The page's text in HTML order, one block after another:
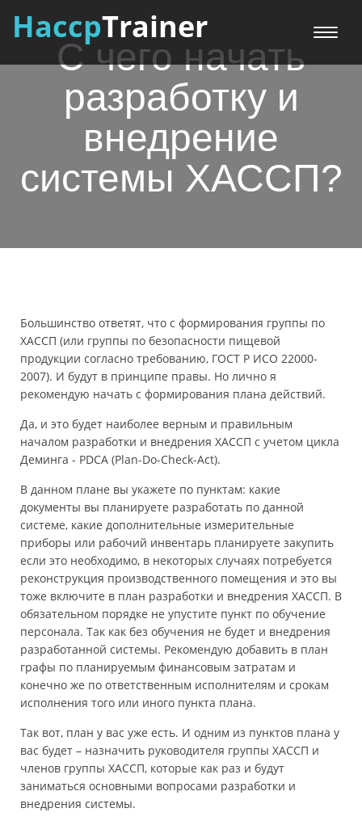
Меню
HaccpTrainer
С чего начать
разработку и
внедрение
системы ХАССП?
Большинство ответят, что с формирования группы по
ХАССП (или группы по безопасности пищевой
продукции согласно требованию, ГОСТ Р ИСО 22000-
2007). И будут в принципе правы. Но лично я
рекомендую начать с формирования плана действий.
Да, и это будет наиболее верным и правильным
началом разработки и внедрения ХАССП с учетом цикла
Деминга - PDCA (Plan-Do-Check-Act).
В данном плане вы укажете по пунктам: какие
документы вы планируете разработать по данной
системе, какие дополнительные измерительные
приборы или рабочий инвентарь планируете закупить
если это необходимо, в некоторых случаях потребуется
реконструкция производственного помещения и это вы
тоже включите в план разработки и внедрения ХАССП. В
обязательном порядке не упустите пункт по обучение
персонала. Так как без обучения не будет и внедрения
разработанной системы. Рекомендую добавить в план
графы по планируемым финансовым затратам и
конечно же по ответственным исполнителям и срокам
исполнения того или иного пункта плана.
Так вот, план у вас уже есть. И одним из пунктов плана у
вас будет – назначить руководителя группы ХАССП и
членов группы ХАССП, которые как раз и будут
заниматься основными вопросами разработки и
внедрения системы.